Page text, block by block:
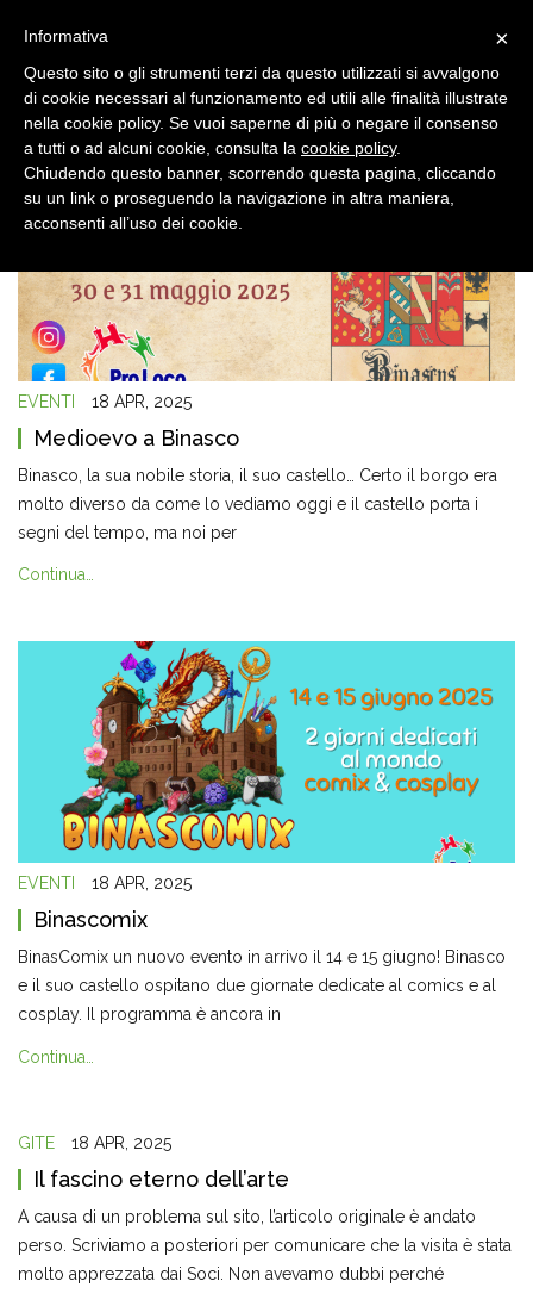
EVENTI 18 APR, 2025
Medioevo a Binasco
Binasco, la sua nobile storia, il suo castello… Certo il borgo era
molto diverso da come lo vediamo oggi e il castello porta i
segni del tempo, ma noi per
Continua…
EVENTI 18 APR, 2025
Binascomix
BinasComix un nuovo evento in arrivo il 14 e 15 giugno! Binasco
e il suo castello ospitano due giornate dedicate al comics e al
cosplay. Il programma è ancora in
Continua…
GITE 18 APR, 2025
Il fascino eterno dell’arte
A causa di un problema sul sito, l’articolo originale è andato
perso. Scriviamo a posteriori per comunicare che la visita è stata
molto apprezzata dai Soci. Non avevamo dubbi perché
×
Informativa
Questo sito o gli strumenti terzi da questo utilizzati si avvalgono
di cookie necessari al funzionamento ed utili alle finalità illustrate
nella cookie policy. Se vuoi saperne di più o negare il consenso
a tutti o ad alcuni cookie, consulta la cookie policy.
Chiudendo questo banner, scorrendo questa pagina, cliccando
su un link o proseguendo la navigazione in altra maniera,
acconsenti all’uso dei cookie.